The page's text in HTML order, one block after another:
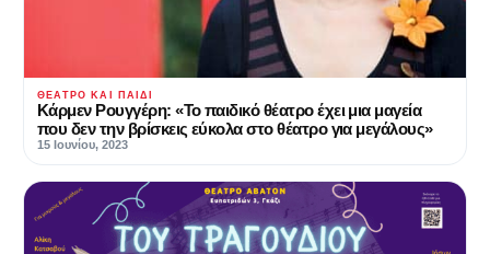
ΘΈΑΤΡΟ ΚΑΙ ΠΑΙΔΊ
Κάρμεν Ρουγγέρη: «Το παιδικό θέατρο έχει μια μαγεία
που δεν την βρίσκεις εύκολα στο θέατρο για μεγάλους»
15 Ιουνίου, 2023